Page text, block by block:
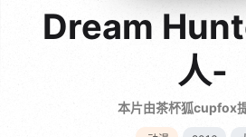
Dream
人-
本片由茶杯狐cupfox